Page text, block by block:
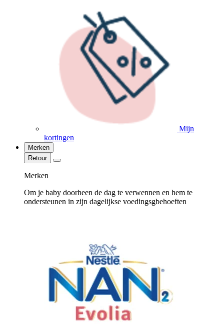
Mijn
kortingen
Merken
Retour
Merken
Om je baby doorheen de dag te verwennen en hem te
ondersteunen in zijn dagelijkse voedingsgbehoeften